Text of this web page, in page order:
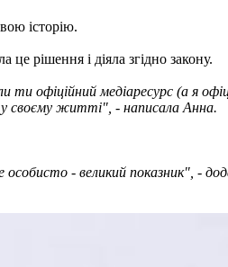
історію.
рішення і діяла згідно закону.
офіційний медіаресурс (а я
у своєму житті", - написала Анна.
особисто - великий показник", -